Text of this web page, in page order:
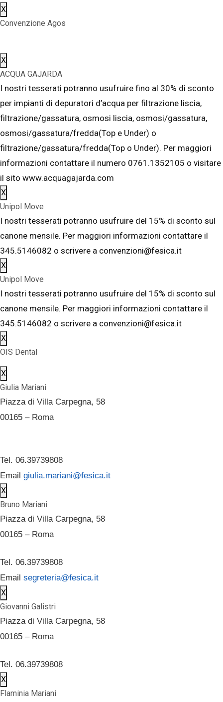
X
Convenzione Agos
X
ACQUA GAJARDA
I nostri tesserati potranno usufruire fino al 30% di sconto
per impianti di depuratori d’acqua per filtrazione liscia,
filtrazione/gassatura, osmosi liscia, osmosi/gassatura,
osmosi/gassatura/fredda(Top e Under) o
filtrazione/gassatura/fredda(Top o Under). Per maggiori
informazioni contattare il numero 0761.1352105 o visitare
il sito www.acquagajarda.com
X
Unipol Move
I nostri tesserati potranno usufruire del 15% di sconto sul
canone mensile. Per maggiori informazioni contattare il
345.5146082 o scrivere a convenzioni@fesica.it
X
Unipol Move
I nostri tesserati potranno usufruire del 15% di sconto sul
canone mensile. Per maggiori informazioni contattare il
345.5146082 o scrivere a convenzioni@fesica.it
X
OIS Dental
X
Giulia Mariani
Piazza di Villa Carpegna, 58
00165 – Roma
Tel. 06.39739808
Email giulia.mariani@fesica.it
X
Bruno Mariani
Piazza di Villa Carpegna, 58
00165 – Roma
Tel. 06.39739808
Email segreteria@fesica.it
X
Giovanni Galistri
Piazza di Villa Carpegna, 58
00165 – Roma
Tel. 06.39739808
X
Flaminia Mariani